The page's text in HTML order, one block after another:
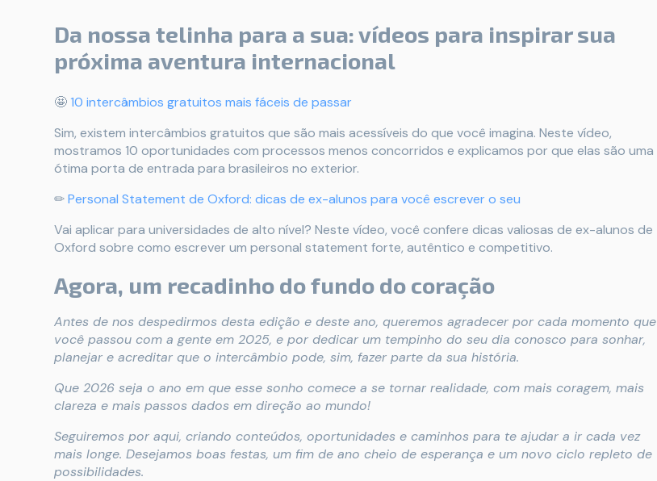
Da nossa telinha para a sua: vídeos para inspirar sua
próxima aventura internacional
🤩10 intercâmbios gratuitos mais fáceis de passar
Sim, existem intercâmbios gratuitos que são mais acessíveis do que você imagina. Neste vídeo,
mostramos 10 oportunidades com processos menos concorridos e explicamos por que elas são uma
ótima porta de entrada para brasileiros no exterior.
✏Personal Statement de Oxford: dicas de ex-alunos para você escrever o seu
Vai aplicar para universidades de alto nível? Neste vídeo, você confere dicas valiosas de ex-alunos de
Oxford sobre como escrever um personal statement forte, autêntico e competitivo.
Agora, um recadinho do fundo do coração
Antes de nos despedirmos desta edição e deste ano, queremos agradecer por cada momento que
você passou com a gente em 2025, e por dedicar um tempinho do seu dia conosco para sonhar,
planejar e acreditar que o intercâmbio pode, sim, fazer parte da sua história.
Que 2026 seja o ano em que esse sonho comece a se tornar realidade, com mais coragem, mais
clareza e mais passos dados em direção ao mundo!
Seguiremos por aqui, criando conteúdos, oportunidades e caminhos para te ajudar a ir cada vez
mais longe. Desejamos boas festas, um fim de ano cheio de esperança e um novo ciclo repleto de
possibilidades.